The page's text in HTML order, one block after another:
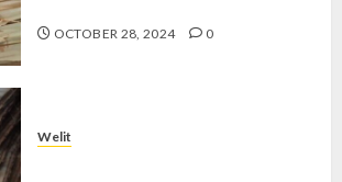
OCTOBER 28, 2024 0
Welit